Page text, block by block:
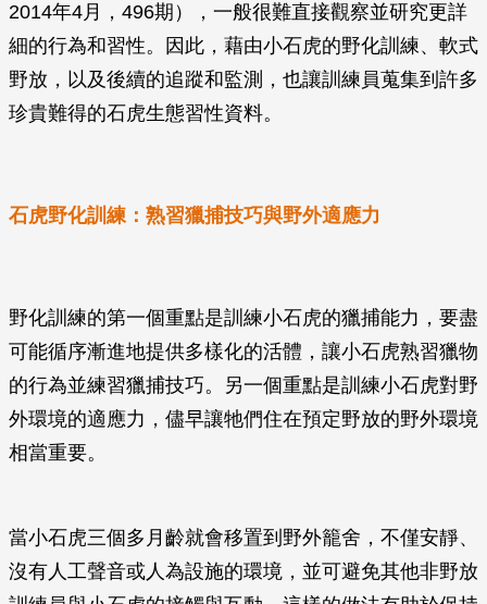
2014年4月，496期），一般很難直接觀察並研究更詳
細的行為和習性。因此，藉由小石虎的野化訓練、軟式
野放，以及後續的追蹤和監測，也讓訓練員蒐集到許多
珍貴難得的石虎生態習性資料。
石虎野化訓練：熟習獵捕技巧與野外適應力
野化訓練的第一個重點是訓練小石虎的獵捕能力，要盡
可能循序漸進地提供多樣化的活體，讓小石虎熟習獵物
的行為並練習獵捕技巧。另一個重點是訓練小石虎對野
外環境的適應力，儘早讓牠們住在預定野放的野外環境
相當重要。
當小石虎三個多月齡就會移置到野外籠舍，不僅安靜、
沒有人工聲音或人為設施的環境，並可避免其他非野放